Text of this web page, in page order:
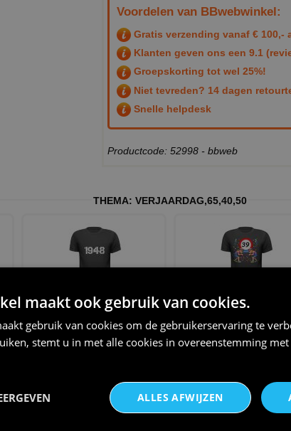
Voordelen van BBwebwinkel:
Gratis verzending vanaf € 100,-
Klanten geven ons een 9.1
Groepskorting tot wel 25%!
Niet tevreden? 14 dagen
Snelle helpdesk
Productcode: 52998 - bbweb
THEMA: VERJAARDAG,65,40,50
1948 T-shirt
€ 20,95
Een leuk en grappig
€ 23,95
maakt ook gebruik van cookies.
gebruik van cookies om de gebruikerservaring te
stemt u in met alle cookies in overeenstemming
ALLES AFWIJZEN